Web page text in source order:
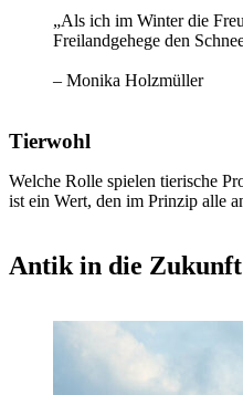
„Als ich im Winter die
Freilandgehege den
– Monika Holzmüller
Tierwohl
Welche Rolle spielen tierische
ist ein Wert, den im Prinzip alle
Antik in die Zukunft